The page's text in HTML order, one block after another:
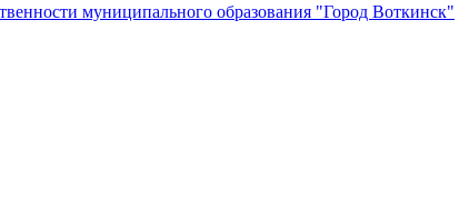
муниципального образования "Город Воткинск"